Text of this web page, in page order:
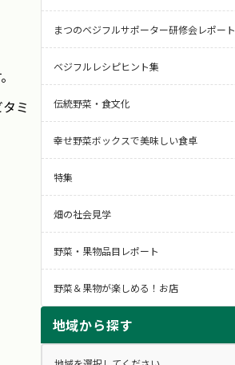
ミ
まつのベジフルサポーター研修会レポート
ベジフルレシピヒント集
伝統野菜・食文化
幸せ野菜ボックスで美味しい食卓
特集
畑の社会見学
野菜・果物品目レポート
野菜＆果物が楽しめる！お店
地域から探す